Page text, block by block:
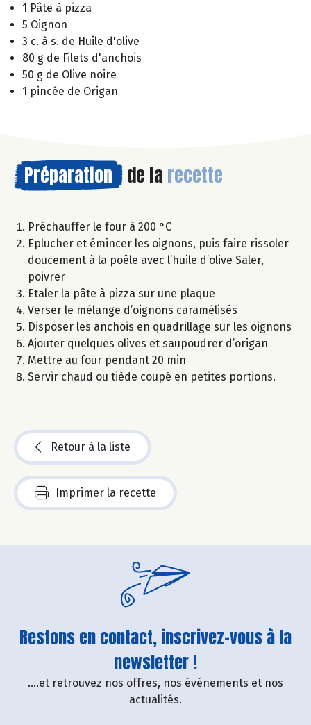
1 Pâte à pizza
5 Oignon
3 c. à s. de Huile d'olive
80 g de Filets d'anchois
50 g de Olive noire
1 pincée de Origan
Préparation de la recette
Préchauffer le four à 200 °C
Eplucher et émincer les oignons, puis faire rissoler
doucement à la poêle avec l’huile d’olive Saler,
poivrer
Etaler la pâte à pizza sur une plaque
Verser le mélange d’oignons caramélisés
Disposer les anchois en quadrillage sur les oignons
Ajouter quelques olives et saupoudrer d’origan
Mettre au four pendant 20 min
Servir chaud ou tiède coupé en petites portions.
Retour à la liste
Imprimer la recette
Restons en contact, inscrivez-vous à la
newsletter !
....et retrouvez nos offres, nos événements et nos
actualités.